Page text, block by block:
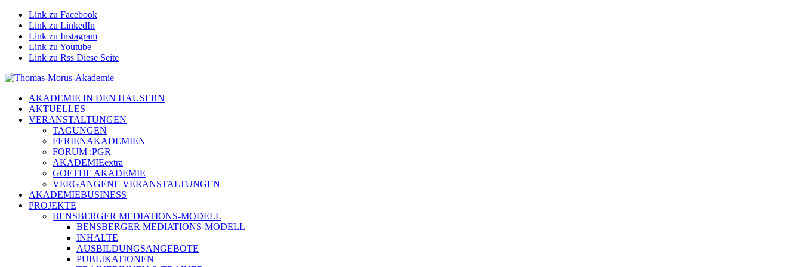
Link zu Facebook
Link zu LinkedIn
Link zu Instagram
Link zu Youtube
Link zu Rss Diese Seite
AKADEMIE IN DEN HÄUSERN
AKTUELLES
VERANSTALTUNGEN
TAGUNGEN
FERIENAKADEMIEN
FORUM :PGR
AKADEMIEextra
GOETHE AKADEMIE
VERGANGENE VERANSTALTUNGEN
AKADEMIEBUSINESS
PROJEKTE
BENSBERGER MEDIATIONS-MODELL
BENSBERGER MEDIATIONS-MODELL
INHALTE
AUSBILDUNGSANGEBOTE
PUBLIKATIONEN